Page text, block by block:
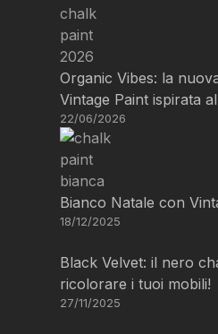
Organic Vibes: la
Vintage Paint ispirata
22/06/2026
Bianco Natale con
18/12/2025
Black Velvet: il nero
ricolorare i tuoi mobili!
27/11/2025